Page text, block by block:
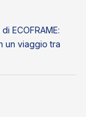
ECOFRAME:
un viaggio tra